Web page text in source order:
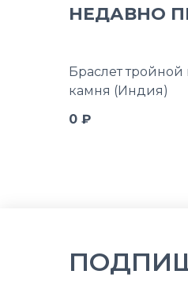
НЕДАВНО
Браслет тройной
камня (Индия)
0 ₽